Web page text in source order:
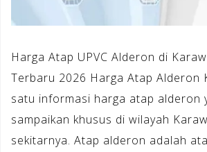
Harga Atap UPVC Alderon di
Terbaru 2026 Harga Atap Alderon
satu informasi harga atap alderon
sampaikan khusus di wilayah
sekitarnya. Atap alderon adalah